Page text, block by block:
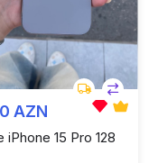
AZN
iPhone 15 Pro 128